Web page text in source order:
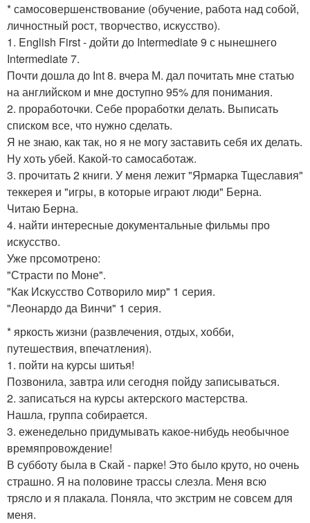
* самосовершенствование (обучение, работа над собой,
личностный рост, творчество, искусство).
1. English First - дойти до Intermediate 9 с нынешнего
Intermediate 7.
Почти дошла до Int 8. вчера М. дал почитать мне статью
на английском и мне доступно 95% для понимания.
2. проработочки. Себе проработки делать. Выписать
списком все, что нужно сделать.
Я не знаю, как так, но я не могу заставить себя их делать.
Ну хоть убей. Какой-то самосаботаж.
3. прочитать 2 книги. У меня лежит "Ярмарка Тщеславия"
теккерея и "игры, в которые играют люди" Берна.
Читаю Берна.
4. найти интересные документальные фильмы про
искусство.
Уже прсомотрено:
"Страсти по Моне".
"Как Искусство Сотворило мир" 1 серия.
"Леонардо да Винчи" 1 серия.
* яркость жизни (развлечения, отдых, хобби,
путешествия, впечатления).
1. пойти на курсы шитья!
Позвонила, завтра или сегодня пойду записываться.
2. записаться на курсы актерского мастерства.
Нашла, группа собирается.
3. еженедельно придумывать какое-нибудь необычное
времяпровождение!
В субботу была в Скай - парке! Это было круто, но очень
страшно. Я на половине трассы слезла. Меня всю
трясло и я плакала. Поняла, что экстрим не совсем для
меня.